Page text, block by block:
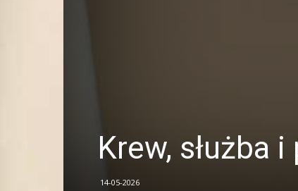
Krew, służba
14-05-2026